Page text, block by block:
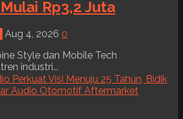
Rp3,2 Juta
Aug 4, 2026 0
Style dan Mobile Tech
industri...